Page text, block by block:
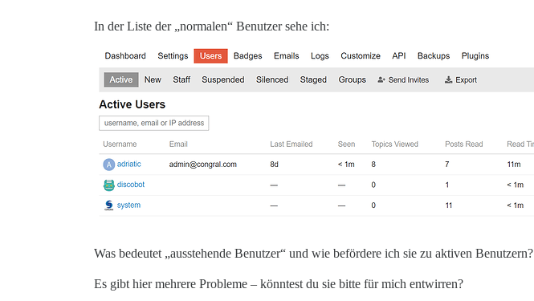
In der Liste der „normalen“ Benutzer sehe ich:
Was bedeutet „ausstehende Benutzer“ und wie befördere ich sie zu aktiven Benutzern?
Es gibt hier mehrere Probleme – könntest du sie bitte für mich entwirren?